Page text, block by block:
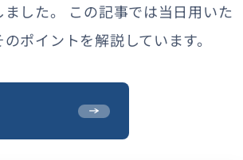
した。 この記事では当日用いた
ポイントを解説しています。